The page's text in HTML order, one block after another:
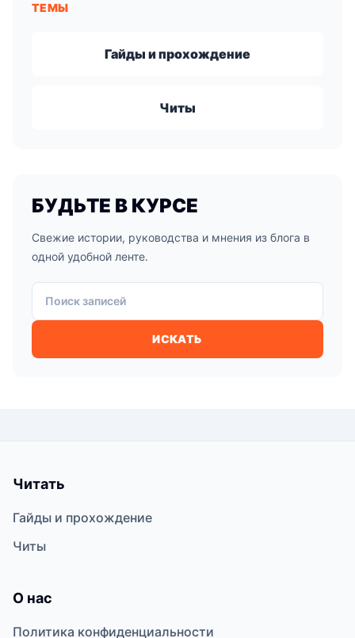
ТЕМЫ
Гайды и прохождение
Читы
БУДЬТЕ В КУРСЕ
Свежие истории, руководства и мнения из блога в
одной удобной ленте.
Поиск записей
ИСКАТЬ
Читать
Гайды и прохождение
Читы
О нас
Политика конфиденциальности